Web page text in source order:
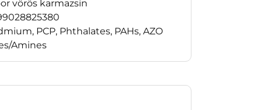
vörös karmazsin
PCP, Phthalates, PAHs, AZO
Amines